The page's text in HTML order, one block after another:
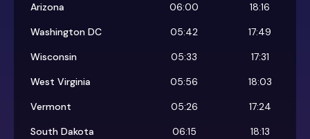
Arizona
06:00
18:16
Washington DC
05:42
17:49
Wisconsin
05:33
17:31
West Virginia
05:56
18:03
Vermont
05:26
17:24
South Dakota
06:15
18:13